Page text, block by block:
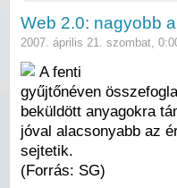
Web 2.0: nagyobb
2007. április 21. szombat,
A fenti
gyűjtőnéven
beküldött anyagokra
jóval alacsonyabb az
sejtetik.
(Forrás: SG)